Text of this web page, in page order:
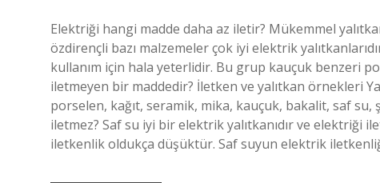
Elektriği hangi madde daha az iletir? Mükemmel
özdirençli bazı malzemeler çok iyi elektrik
kullanım için hala yeterlidir. Bu grup kauçuk benzeri
iletmeyen bir maddedir? İletken ve yalıtkan örnekleri
porselen, kağıt, seramik, mika, kauçuk, bakalit, saf
iletmez? Saf su iyi bir elektrik yalıtkanıdır ve elektriği
iletkenlik oldukça düşüktür. Saf suyun elektrik